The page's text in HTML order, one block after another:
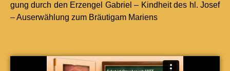
gung durch den Erzen­gel Gabriel – Kind­heit des hl. Josef
– Auser­wäh­lung zum Bräutigam Mariens